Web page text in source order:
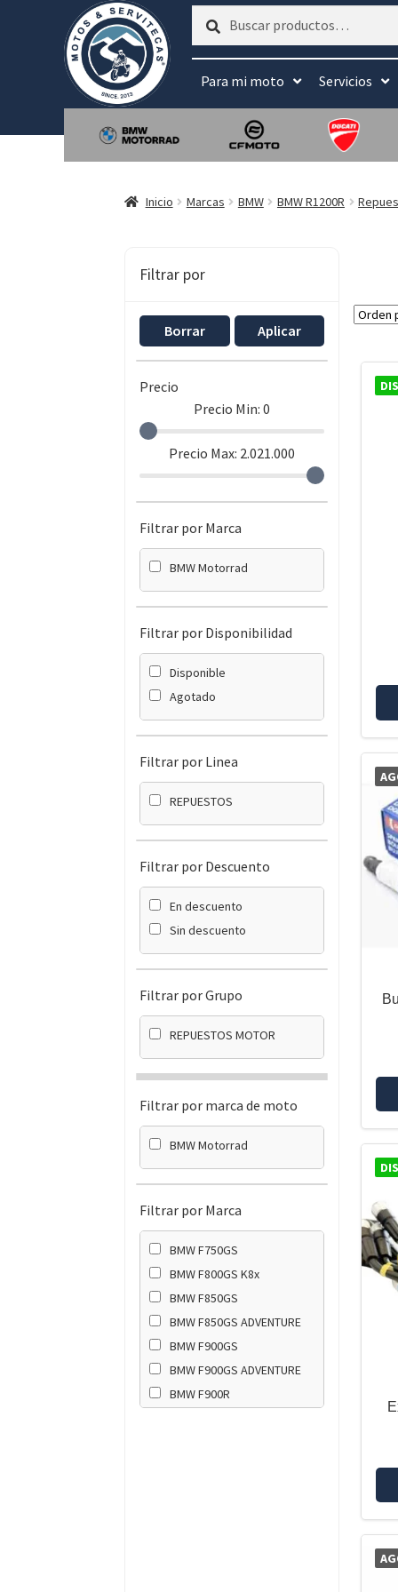
Buscar
Buscar
Para mi moto Servicios
Inicio Marcas BMW BMW R1200R
Filtrar por
Borrar Aplicar
Precio
Precio Min:0
Precio Max: 2.021.000
Filtrar por Marca
BMW Motorrad
Filtrar por Disponibilidad
Disponible
Agotado
Filtrar por Linea
REPUESTOS
Filtrar por Descuento
En descuento
Sin descuento
Filtrar por Grupo
REPUESTOS MOTOR
Filtrar por marca de moto
BMW Motorrad
Filtrar por Marca
BMW F750GS
BMW F800GS K8x
BMW F850GS
BMW F850GS ADVENTURE
BMW F900GS
BMW F900GS ADVENTURE
BMW F900R